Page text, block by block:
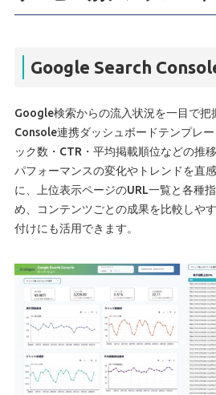
Google Search
Google検索からの流入状況を一目で把
Console連携ダッシュボードテンプレ
ック数・CTR・平均掲載順位などの推
パフォーマンスの変化やトレンドを直
に、上位表示ページのURL一覧と各種
め、コンテンツごとの成果を比較しや
付けにも活用できます。